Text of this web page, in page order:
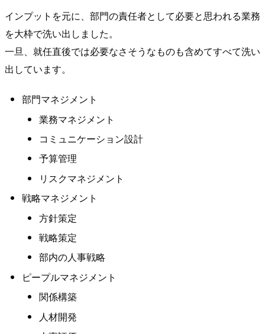
インプットを元に、部門の責任者として必要と思われる業務
を大枠で洗い出しました。
一旦、就任直後では必要なさそうなものも含めてすべて洗い
出しています。
部門マネジメント
業務マネジメント
コミュニケーション設計
予算管理
リスクマネジメント
戦略マネジメント
方針策定
戦略策定
部内の人事戦略
ピープルマネジメント
関係構築
人材開発